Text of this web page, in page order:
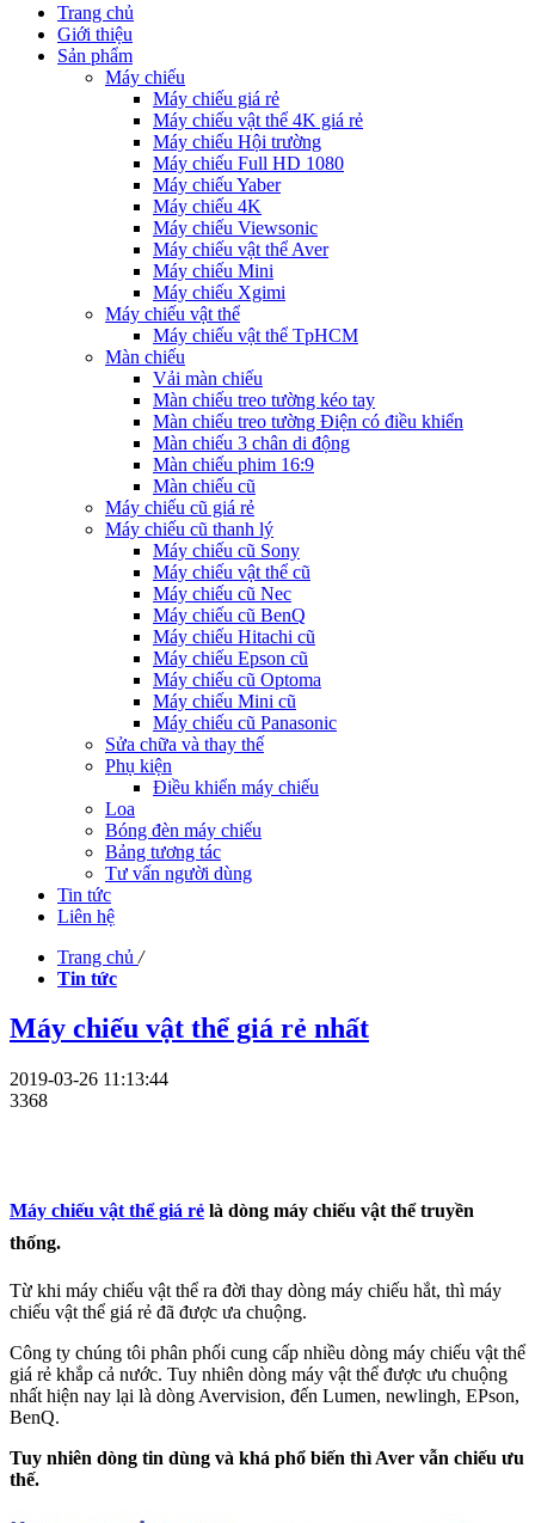
Trang chủ
Giới thiệu
Sản phẩm
Máy chiếu
Máy chiếu giá rẻ
Máy chiếu vật thể 4K giá rẻ
Máy chiếu Hội trường
Máy chiếu Full HD 1080
Máy chiếu Yaber
Máy chiếu 4K
Máy chiếu Viewsonic
Máy chiếu vật thể Aver
Máy chiếu Mini
Máy chiếu Xgimi
Máy chiếu vật thể
Máy chiếu vật thể TpHCM
Màn chiếu
Vải màn chiếu
Màn chiếu treo tường kéo tay
Màn chiếu treo tường Điện có điều khiển
Màn chiếu 3 chân di động
Màn chiếu phim 16:9
Màn chiếu cũ
Máy chiếu cũ giá rẻ
Máy chiếu cũ thanh lý
Máy chiếu cũ Sony
Máy chiếu vật thể cũ
Máy chiếu cũ Nec
Máy chiếu cũ BenQ
Máy chiếu Hitachi cũ
Máy chiếu Epson cũ
Máy chiếu cũ Optoma
Máy chiếu Mini cũ
Máy chiếu cũ Panasonic
Sửa chữa và thay thế
Phụ kiện
Điều khiển máy chiếu
Loa
Bóng đèn máy chiếu
Bảng tương tác
Tư vấn người dùng
Tin tức
Liên hệ
Trang chủ /
Tin tức
Máy chiếu vật thể giá rẻ nhất
2019-03-26 11:13:44
3368
Máy chiếu vật thể giá rẻ là dòng máy chiếu vật thể truyền
thống.
Từ khi máy chiếu vật thể ra đời thay dòng máy chiếu hắt, thì máy
chiếu vật thể giá rẻ đã được ưa chuộng.
Công ty chúng tôi phân phối cung cấp nhiều dòng máy chiếu vật thể
giá rẻ khắp cả nước. Tuy nhiên dòng máy vật thể được ưu chuộng
nhất hiện nay lại là dòng Avervision, đến Lumen, newlingh, EPson,
BenQ.
Tuy nhiên dòng tin dùng và khá phổ biến thì Aver vẫn chiếu ưu
thế.